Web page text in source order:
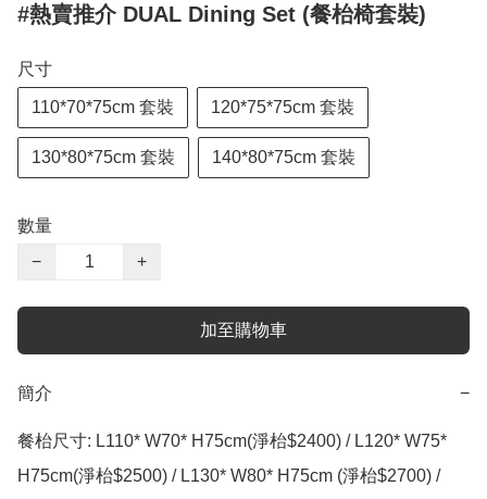
#熱賣推介 DUAL Dining Set (餐枱椅套裝)
尺寸
110*70*75cm 套裝 120*75*75cm 套裝
130*80*75cm 套裝 140*80*75cm 套裝
數量
−
+
加至購物車
簡介 −
餐枱尺寸: L110* W70* H75cm(淨枱$2400) / L120* W75*
H75cm(淨枱$2500) / L130* W80* H75cm (淨枱$2700) /